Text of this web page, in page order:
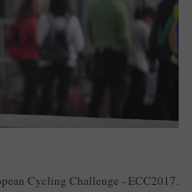
Cycling Challenge - ECC2017.